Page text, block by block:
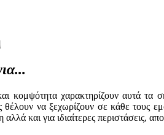
κομψότητα χαρακτηρίζουν αυτά τα
θέλουν να ξεχωρίζουν σε κάθε τους
και για ιδιαίτερες περιστάσεις,